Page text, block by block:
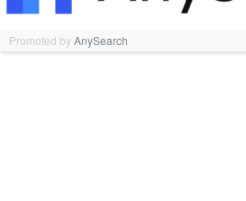
Promoted byAnySearch